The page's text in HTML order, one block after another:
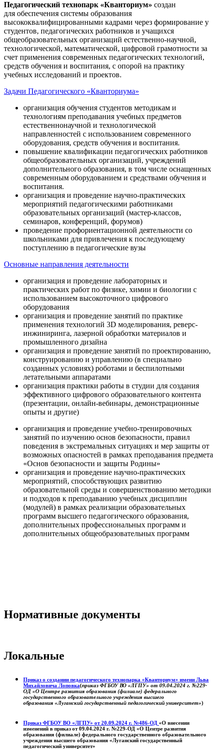
Педагогический технопарк «Кванториум» создан
для обеспечения системы образования
высококвалифицированными кадрами через формирование у
студентов, педагогических работников и учащихся
общеобразовательных организаций естественно-научной,
технологической, математической, цифровой грамотности за
счет применения современных педагогических технологий,
средств обучения и воспитания, с опорой на практику
учебных исследований и проектов.
Задачи Педагогического «Кванториума»
организация обучения студентов методикам и
технологиям преподавания учебных предметов
естественнонаучной и технологической
направленностей с использованием современного
оборудования, средств обучения и воспитания.
повышение квалификации педагогических работников
общеобразовательных организаций, учреждений
дополнительного образования, в том числе оснащенных
современным оборудованием и средствами обучения и
воспитания.
организация и проведение научно-практических
мероприятий педагогическими работниками
образовательных организаций (мастер-классов,
семинаров, конференций, форумов)
проведение профориентационной деятельности со
школьниками для привлечения к последующему
поступлению в педагогические вузы
Основные направления деятельности
организация и проведение лабораторных и
практических работ по физике, химии и биологии с
использованием высокоточного цифрового
оборудования
организация и проведение занятий по практике
применения технологий 3D моделирования, реверс-
инжиниринга, лазерной обработки материалов и
промышленного дизайна
организация и проведение занятий по проектированию,
конструированию и управлению (в специально
созданных условиях) роботами и беспилотными
летательными аппаратами
организация практики работы в студии для создания
эффективного цифрового образовательного контента
(презентации, онлайн-вебинары, демонстрационные
опыты и другие)
организация и проведение учебно-тренировочных
занятий по изучению основ безопасности, правил
поведения в экстремальных ситуациях и мер защиты от
возможных опасностей в рамках преподавания предмета
«Основ безопасности и защиты Родины»
организация и проведение научно-практических
мероприятий, способствующих развитию
образовательной среды и совершенствованию методики
и подходов к преподаванию учебных дисциплин
(модулей) в рамках реализации образовательных
программ высшего педагогического образования,
дополнительных профессиональных программ и
дополнительных общеобразовательных программ
Нормативные документы
Локальные
Приказ о создании педагогического технопарка «Кванториум» имени Льва
Михайловича Лоповка(приказ ФГБОУ ВО «ЛГПУ» от 09.04.2024 г. №229-
ОД «О Центре развития образования (филиале) федерального
государственного образовательного учреждения высшего
образования «Луганский государственный педагогический университет»)
Приказ ФГБОУ ВО «ЛГПУ» от 20.09.2024 г. №486-ОД «О внесении
изменений в приказ от 09.04.2024 г. №229-ОД «О Центре развития
образования (филиале) федерального государственного образовательного
учреждения высшего образования «Луганский государственный
педагогический университет»